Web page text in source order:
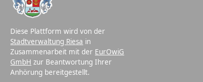
Diese Plattform wird von der
Stadtverwaltung Riesa in
Zusammenarbeit mit der EurOwiG
GmbH zur Beantwortung Ihrer
Anhörung bereitgestellt.